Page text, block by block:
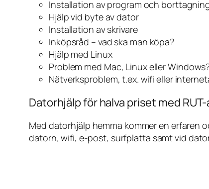
Installation av program och
Hjälp vid byte av dator
Installation av skrivare
Inköpsråd – vad ska man köpa?
Hjälp med Linux
Problem med Mac, Linux eller
Nätverksproblem, t.ex. wifi eller
Datorhjälp för halva priset med
Med datorhjälp hemma kommer en erfaren
datorn, wifi, e-post, surfplatta samt vid